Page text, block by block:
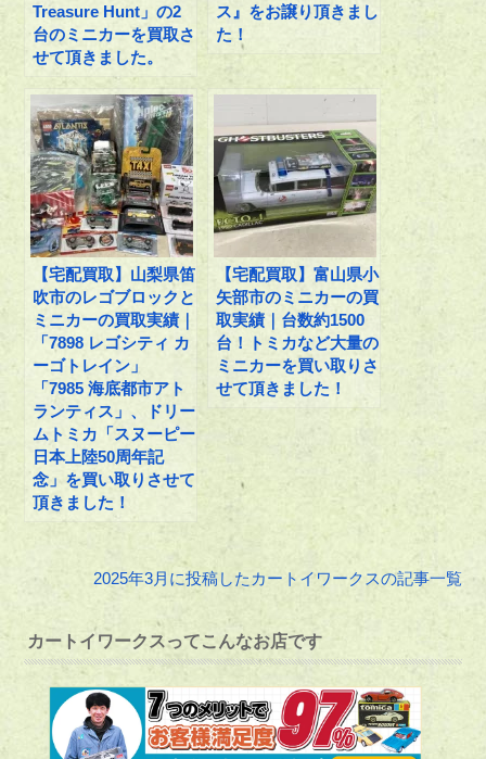
Treasure Hunt」の2
台のミニカーを買取さ
せて頂きました。
ス』をお譲り頂きまし
た！
【宅配買取】山梨県笛
吹市のレゴブロックと
ミニカーの買取実績｜
「7898 レゴシティ カ
ーゴトレイン」
「7985 海底都市アト
ランティス」、ドリー
ムトミカ「スヌーピー
日本上陸50周年記
念」を買い取りさせて
頂きました！
【宅配買取】富山県小
矢部市のミニカーの買
取実績｜台数約1500
台！トミカなど大量の
ミニカーを買い取りさ
せて頂きました！
2025年3月に投稿したカートイワークスの記事一覧
カートイワークスってこんなお店です